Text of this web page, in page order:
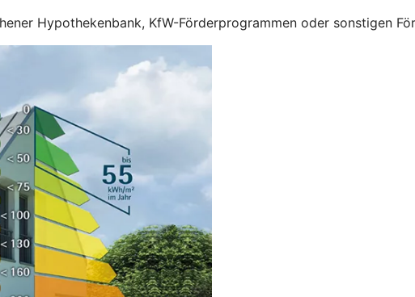
Hypothekenbank, KfW-Förderprogrammen oder sonstigen